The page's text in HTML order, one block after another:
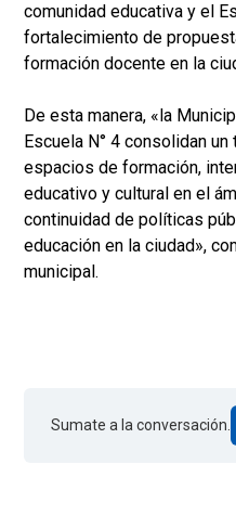
comunidad educativa y el
fortalecimiento de
formación docente en la
De esta manera, «la
Escuela N° 4 consolidan
espacios de formación,
educativo y cultural en el
continuidad de políticas
educación en la ciudad»,
municipal.
Sumate a la conversación.